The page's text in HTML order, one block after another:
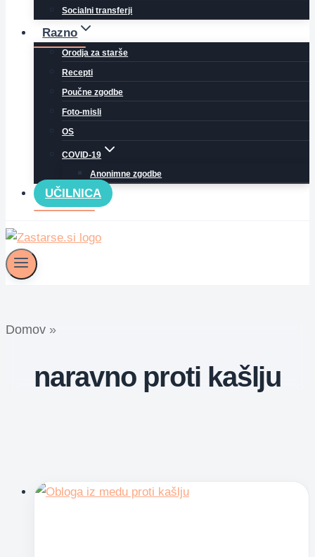
Socialni transferji
Razno
Orodja za starše
Recepti
Poučne zgodbe
Foto-misli
OS
COVID-19
Anonimne zgodbe
UČILNICA
Domov »
naravno proti kašlju